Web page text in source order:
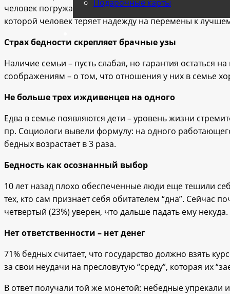
Подарочные карты
человек погружается в болото собственной бедности.
которой человек теряет надежду на перемены к
Страх бедности скрепляет брачные узы
Наличие семьи – пусть слабая, но гарантия остаться
соображениям – о том, что отношения у них в семье
Не больше трех иждивенцев на одного
Едва в семье появляются дети – уровень жизни
пр. Социологи вывели формулу: на одного
бедных возрастает в 3 раза.
Бедность как осознанный выбор
10 лет назад плохо обеспеченные люди еще тешили
тех, кто сам признает себя обитателем “дна”. Сейчас
четвертый (23%) уверен, что дальше падать ему некуда.
Нет ответственности – нет денег
71% бедных считает, что государство должно взять
за свои неудачи на пресловутую “среду”, которая их
В ответ получали той же монетой: небедные